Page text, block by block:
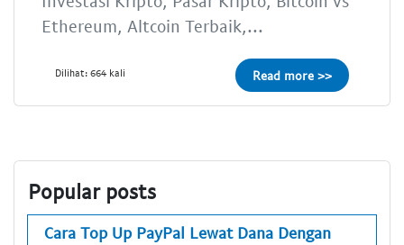
Ethereum, Altcoin Terbaik,...
Dilihat: 664 kali Read more >>
Popular posts
Cara Top Up PayPal Lewat Dana Dengan